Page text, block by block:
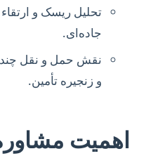
تحلیل ریسک و
جاده‌ای.
نقش حمل و نقل
و زنجیره تأمین.
اهمیت